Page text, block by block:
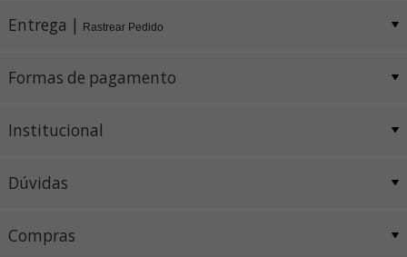
Entrega | Rastrear Pedido
Formas de pagamento
Institucional
Dúvidas
Compras